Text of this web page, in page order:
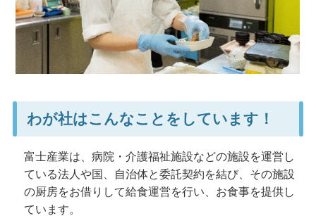
わが社はこんなことをしています！
富士産業は、病院・介護福祉施設などの施設を運営し
ている法人や国、自治体と委託契約を結び、その施設
の厨房をお借りして給食運営を行い、お食事を提供し
ています。